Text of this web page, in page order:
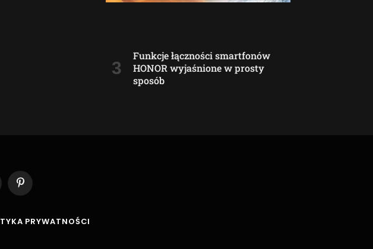
Funkcje łączności smartfonów
HONOR wyjaśnione w prosty
sposób
Pinterest
PRYWATNOŚCI